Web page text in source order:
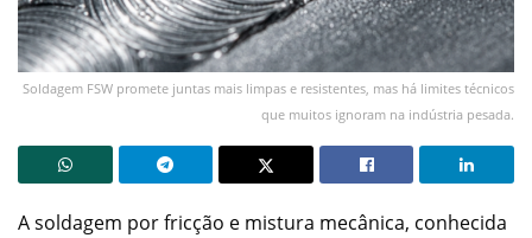
Soldagem FSW promete juntas mais limpas e resistentes, mas há limites técnicos
que muitos ignoram na indústria pesada.
A soldagem por fricção e mistura mecânica, conhecida